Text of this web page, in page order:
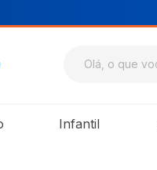
Infantil